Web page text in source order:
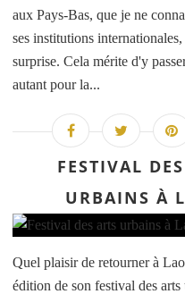
aux Pays-Bas, que je ne
ses institutions
surprise. Cela mérite d'y
autant pour la...
FESTIVAL
URBAINS À
Quel plaisir de retourner à
édition de son festival des